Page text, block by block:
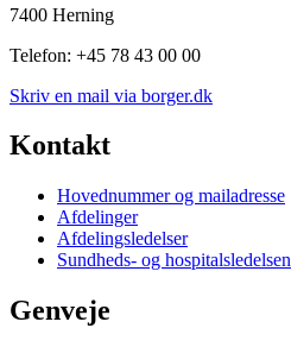
7400 Herning
Telefon: +45 78 43 00 00
Skriv en mail via borger.dk
Kontakt
Hovednummer og mailadresse
Afdelinger
Afdelingsledelser
Sundheds- og hospitalsledelsen
Genveje